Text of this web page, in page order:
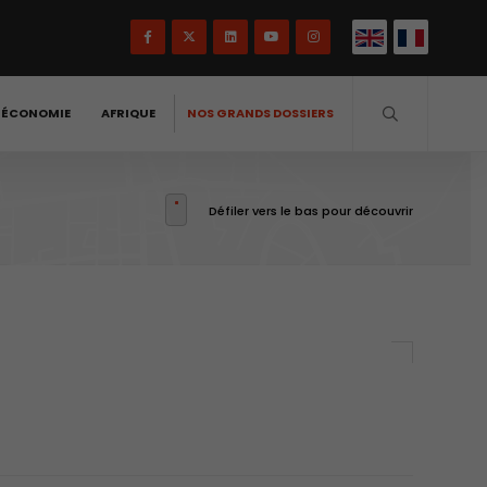
AFRIQUE NOS GRANDS DOSSIERS
Défiler vers le bas pour découvrir